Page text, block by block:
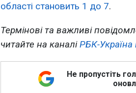
області становить 1 до 7.
Термінові та важливі
читайте на каналіРБК-Україна
Не пропустіть